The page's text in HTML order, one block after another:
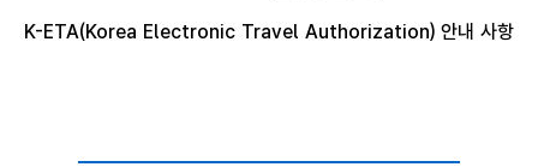
K-ETA(Korea Electronic Travel Authorization) 안내 사항